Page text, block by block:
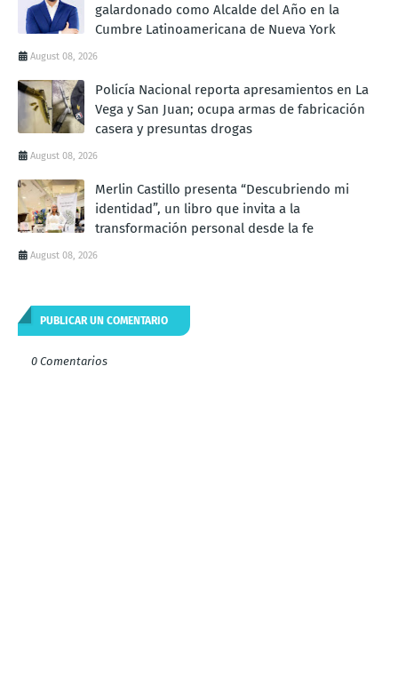
galardonado como Alcalde del Año en la
Cumbre Latinoamericana de Nueva York
August 08, 2026
Policía Nacional reporta apresamientos en La
Vega y San Juan; ocupa armas de fabricación
casera y presuntas drogas
August 08, 2026
Merlin Castillo presenta “Descubriendo mi
identidad”, un libro que invita a la
transformación personal desde la fe
August 08, 2026
PUBLICAR UN COMENTARIO
0 Comentarios